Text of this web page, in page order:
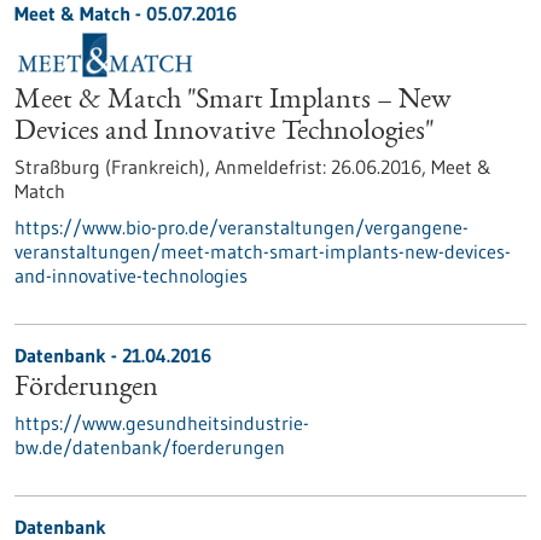
Meet & Match - 05.07.2016
Meet & Match "Smart Implants – New
Devices and Innovative Technologies"
Straßburg (Frankreich), Anmeldefrist: 26.06.2016, Meet &
Match
https://www.bio-pro.de/veranstaltungen/vergangene-
veranstaltungen/meet-match-smart-implants-new-devices-
and-innovative-technologies
Datenbank - 21.04.2016
Förderungen
https://www.gesundheitsindustrie-
bw.de/datenbank/foerderungen
Datenbank